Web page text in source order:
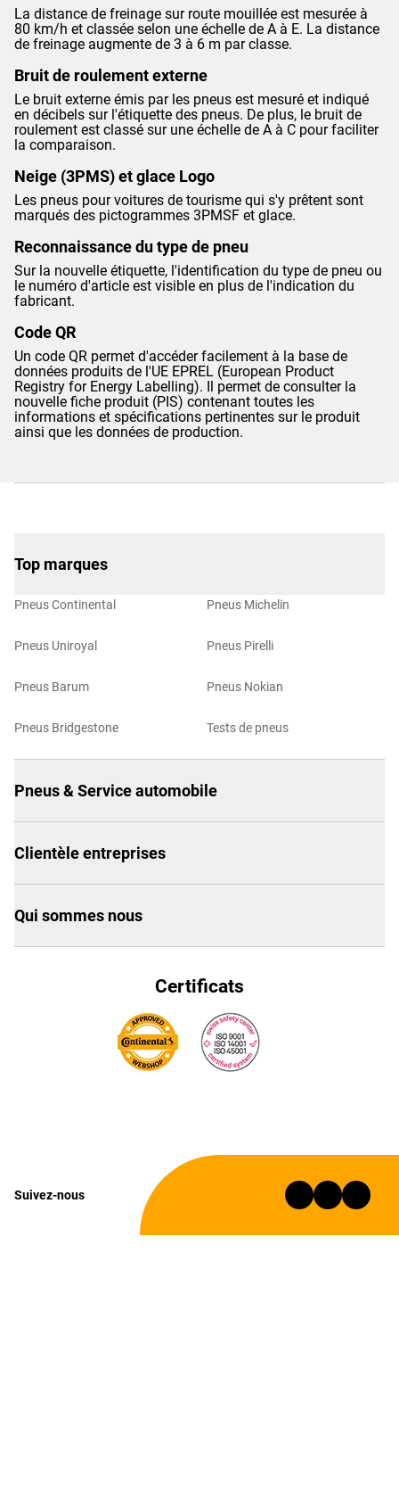
La distance de freinage sur route mouillée est mesurée à
80 km/h et classée selon une échelle de A à E. La distance
de freinage augmente de 3 à 6 m par classe.
Bruit de roulement externe
Le bruit externe émis par les pneus est mesuré et indiqué
en décibels sur l'étiquette des pneus. De plus, le bruit de
roulement est classé sur une échelle de A à C pour faciliter
la comparaison.
Neige (3PMS) et glace Logo
Les pneus pour voitures de tourisme qui s'y prêtent sont
marqués des pictogrammes 3PMSF et glace.
Reconnaissance du type de pneu
Sur la nouvelle étiquette, l'identification du type de pneu ou
le numéro d'article est visible en plus de l'indication du
fabricant.
Code QR
Un code QR permet d'accéder facilement à la base de
données produits de l'UE EPREL (European Product
Registry for Energy Labelling). Il permet de consulter la
nouvelle fiche produit (PIS) contenant toutes les
informations et spécifications pertinentes sur le produit
ainsi que les données de production.
Top marques
Pneus Continental
Pneus Uniroyal
Pneus Barum
Pneus Bridgestone
Pneus Michelin
Pneus Pirelli
Pneus Nokian
Tests de pneus
Pneus & Service automobile
Clientèle entreprises
Qui sommes nous
Certificats
Suivez-nous